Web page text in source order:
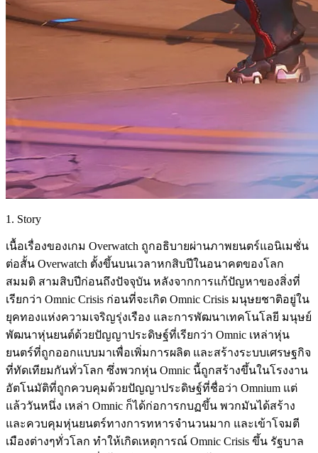
1. Story
เนื้อเรื่องของเกม Overwatch ถูกอธิบายผ่านภาพยนตร์แอนิเมชั่น
ต่อสั้น Overwatch ตั้งขึ้นบนเวลาหกสิบปีในอนาคตของโลก
สมมติ สามสิบปีก่อนถึงปัจจุบัน หลังจากการแก้ปัญหาของสิ่งที่
เรียกว่า Omnic Crisis ก่อนที่จะเกิด Omnic Crisis มนุษยชาติอยู่ใน
ยุคทองแห่งความเจริญรุ่งเรือง และการพัฒนาเทคโนโลยี มนุษย์
พัฒนาหุ่นยนต์ด้วยปัญญาประดิษฐ์ที่เรียกว่า Omnic เหล่าหุ่น
ยนตร์ที่ถูกออกแบบมาเพื่อเพิ่มการผลิต และสร้างระบบเศรษฐกิจ
ที่ทัดเทียมกันทั่วโลก ซึ่งพวกหุ่น Omnic นี้ถูกสร้างขึ้นในโรงงาน
อัตโนมัติที่ถูกควบคุมด้วยปัญญาประดิษฐ์ที่ชื่อว่า Omnium แต่
แล้ววันหนึ่ง เหล่า Omnic ก็ได้ก่อการกบฏขึ้น พวกมันได้สร้าง
และควบคุมหุ่นยนตร์ทางการทหารจำนวนมาก และเข้าโจมตี
เมืองต่างๆทั่วโลก ทำให้เกิดเหตุการณ์ Omnic Crisis ขึ้น รัฐบาล